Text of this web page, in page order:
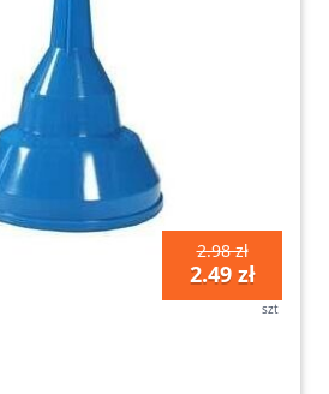
2.98 zł
2.49 zł
szt